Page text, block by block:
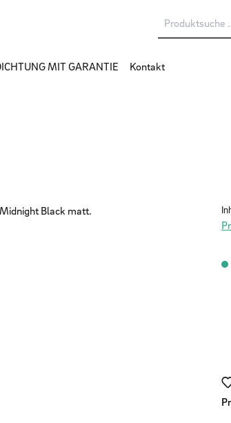
MIT GARANTIE Kontakt